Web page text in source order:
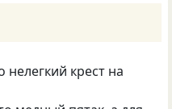
крест на